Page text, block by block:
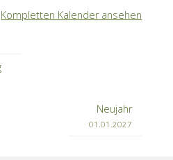
Kompletten Kalender ansehen
Neujahr
01.01.2027